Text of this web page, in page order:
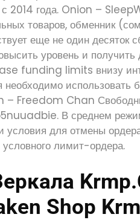
2014 года. Onion –
товаров, обменник
еще не один десяток
уровень и получить
funding limits внизу
необходимо использовать
– Freedom Chan
В среднем
условия для отмены
лимит-ордера.
Shop